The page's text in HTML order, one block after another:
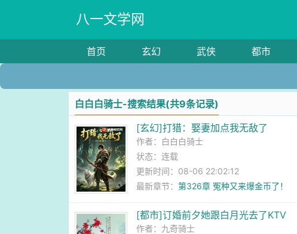
八一文学网
首页 玄幻 武侠 都市
白白白骑士-搜索结果(共9条记录)
[玄幻]打猎：娶妻加点我无敌了
作者： 白白白骑士
状态：连载
更新时间：08-06 22:02:12
最新章节：第326章 冤种又来爆金币了！
[都市]订婚前夕她跟白月光去了KTV
作者： 九奇骑士